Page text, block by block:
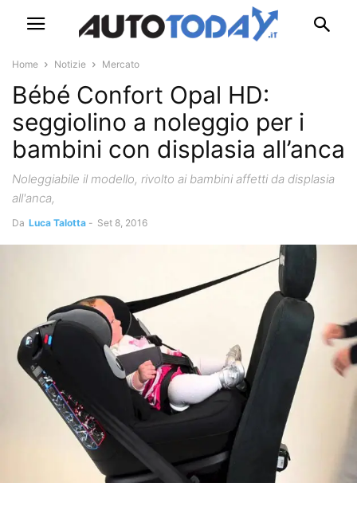
Home Notizie Mercato
Bébé Confort Opal HD:
seggiolino a noleggio per i
bambini con displasia all’anca
Noleggiabile il modello, rivolto ai bambini affetti da displasia
all'anca,
Da Luca Talotta - Set 8, 2016